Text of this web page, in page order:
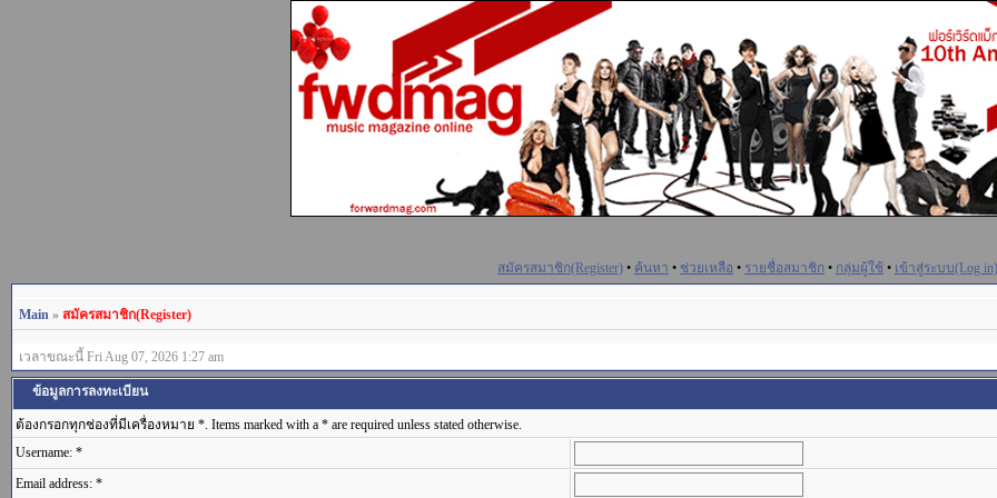
สมัครสมาชิก(Register) • ค้นหา • ช่วยเหลือ • รายชื่อสมาชิก • กลุ่มผู้ใช้ • เข้าสู่ระบบ(Log in)
Main » สมัครสมาชิก(Register)
เวลาขณะนี้ Fri Aug 07, 2026 1:27 am
ข้อมูลการลงทะเบียน
ต้องกรอกทุกช่องที่มีเครื่องหมาย *. Items marked with a * are required unless stated otherwise.
Username: *
Email address: *